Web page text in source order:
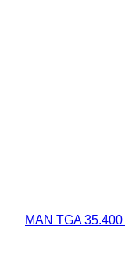
نظام الكابلات MAN TGA 35.400